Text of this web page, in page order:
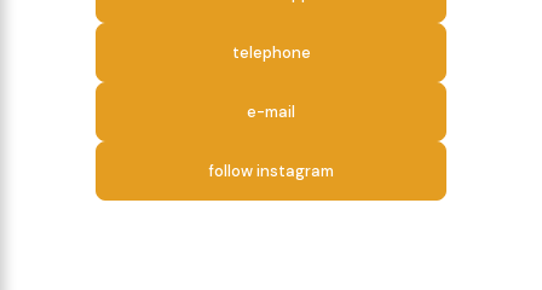
telephone
e-mail
follow instagram